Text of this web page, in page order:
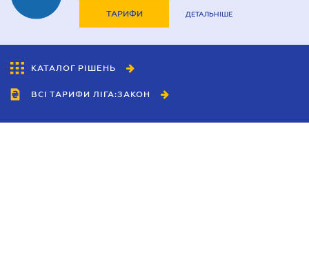
ТАРИФИ ДЕТАЛЬНІШЕ
КАТАЛОГ РІШЕНЬ
ВСІ ТАРИФИ ЛІГА:ЗАКОН